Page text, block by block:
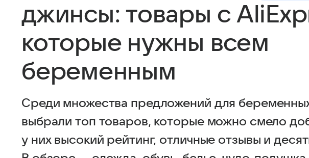
джинсы: товары с
которые нужны всем
беременным
Среди множества предложений для
выбрали топ товаров, которые можно смело
у них высокий рейтинг, отличные отзывы и